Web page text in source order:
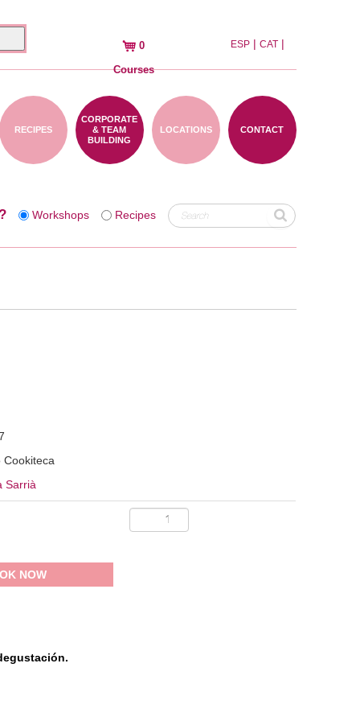
0
Courses
ESP| CAT|
CONTACT
LOCATIONS
CORPORATE
& TEAM
BUILDING
RECIPES
Recipes
Workshops
Cookiteca
Sarrià
NOW